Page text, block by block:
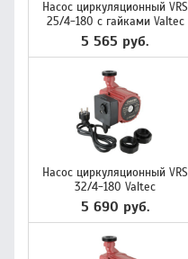
Насос циркуляционный VRS
25/4-180 с гайками Valtec
5 565 руб.
Насос циркуляционный VRS
32/4-180 Valtec
5 690 руб.